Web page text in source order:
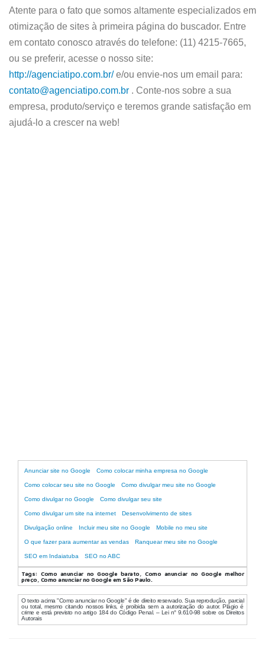
Atente para o fato que somos altamente especializados em
otimização de sites à primeira página do buscador. Entre
em contato conosco através do telefone: (11) 4215-7665,
ou se preferir, acesse o nosso site:
http://agenciatipo.com.br/e/ou envie-nos um email para:
contato@agenciatipo.com.br . Conte-nos sobre a sua
empresa, produto/serviço e teremos grande satisfação em
ajudá-lo a crescer na web!
Anunciar site no Google Como colocar minha empresa no Google
Como colocar seu site no Google Como divulgar meu site no Google
Como divulgar no Google Como divulgar seu site
Como divulgar um site na internet Desenvolvimento de sites
Divulgação online Incluir meu site no Google Mobile no meu site
O que fazer para aumentar as vendas Ranquear meu site no Google
SEO em Indaiatuba SEO no ABC
Tags: Como anunciar no Google barato, Como anunciar no Google melhor
preço, Como anunciar no Google em São Paulo.
O texto acima "Como anunciar no Google" é de direito reservado. Sua reprodução, parcial
ou total, mesmo citando nossos links, é proibida sem a autorização do autor. Plágio é
crime e está previsto no artigo 184 do Código Penal. – Lei n° 9.610-98 sobre os Direitos
Autorais